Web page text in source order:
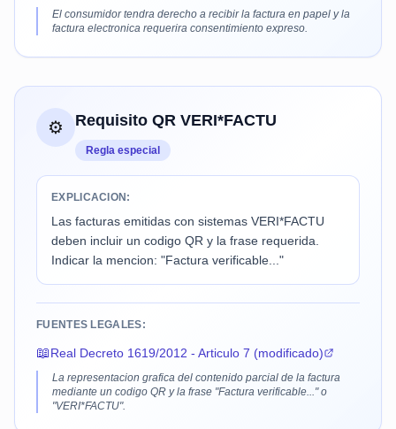
El consumidor tendra derecho a recibir la factura en papel y la
factura electronica requerira consentimiento expreso.
⚙️ Requisito QR VERI*FACTU
Regla especial
EXPLICACION:
Las facturas emitidas con sistemas VERI*FACTU
deben incluir un codigo QR y la frase requerida.
Indicar la mencion: "Factura verificable..."
FUENTES LEGALES:
📖Real Decreto 1619/2012 - Articulo 7 (modificado)
La representacion grafica del contenido parcial de la factura
mediante un codigo QR y la frase "Factura verificable..." o
"VERI*FACTU".